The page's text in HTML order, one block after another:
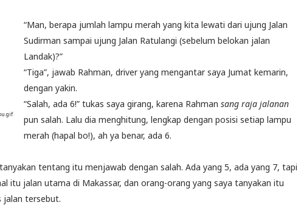
“Man, berapa jumlah lampu merah yang kita lewati dari ujung Jalan
Sudirman sampai ujung Jalan Ratulangi (sebelum belokan jalan
Landak)?”
“Tiga”, jawab Rahman, driver yang mengantar saya Jumat kemarin,
dengan yakin.
“Salah, ada 6!” tukas saya girang, karena Rahman sang raja jalanan
pun salah. Lalu dia menghitung, lengkap dengan posisi setiap lampu
merah (hapal bo!), ah ya benar, ada 6.
tentang itu menjawab dengan salah. Ada yang 5, ada yang 7, tapi
itu jalan utama di Makassar, dan orang-orang yang saya tanyakan itu
jalan tersebut.